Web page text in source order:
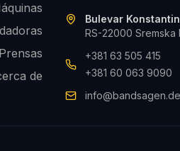
Prensas
de
Bulevar
RS-22000 Sremska
+381 63 505 415
+381 60 063 9090
info@bandsagen.de